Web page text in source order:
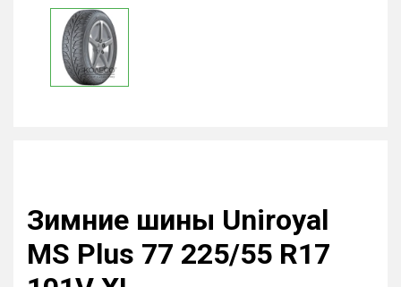
Зимние шины Uniroyal
MS Plus 77 225/55 R17